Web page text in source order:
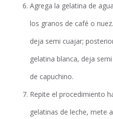
Agrega la gelatina de
los granos de café o
deja semi cuajar;
gelatina blanca, deja
de capuchino.
Repite el procedimiento
gelatinas de leche, mete